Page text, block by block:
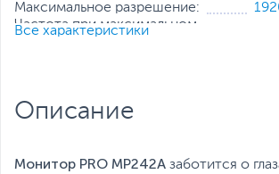
Максимальное разрешение:
Частота при максимальном
Интерфейс подключения:
Все характеристики
Описание
Монитор PRO MP242A заботится о